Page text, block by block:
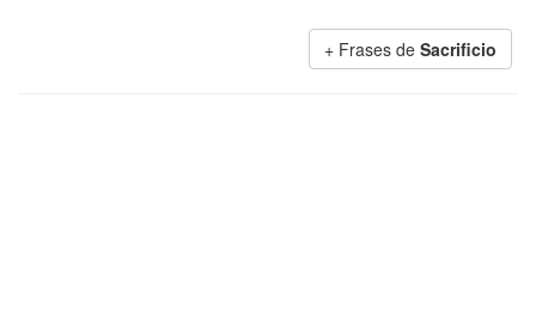
+ Frases de Sacrificio